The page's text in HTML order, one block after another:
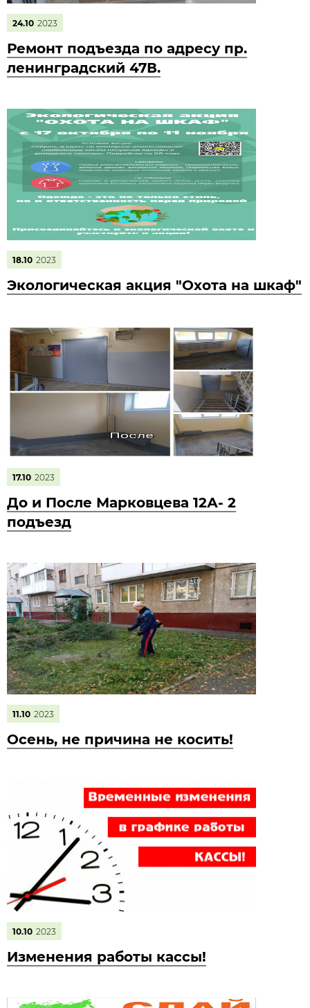
24.10 2023
Ремонт подъезда по адресу пр.
ленинградский 47В.
18.10 2023
Экологическая акция "Охота на шкаф"
17.10 2023
До и После Марковцева 12А- 2
подъезд
11.10 2023
Осень, не причина не косить!
10.10 2023
Изменения работы кассы!